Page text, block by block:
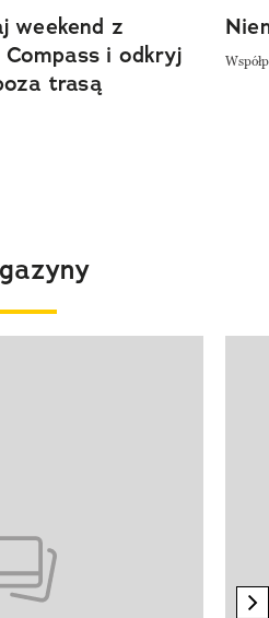
weekend z
Compass i odkryj
trasą